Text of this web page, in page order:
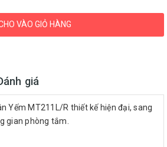
VÀO GIỎ HÀNG
giá
Yếm MT211L/R thiết kế hiện đại, sang
gian phòng tắm.